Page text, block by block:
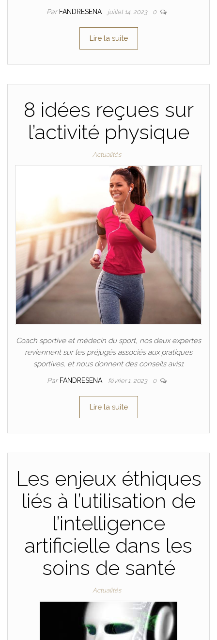
Par FANDRESENA juillet 14, 2023 0
Lire la suite
8 idées reçues sur
l’activité physique
Actualités
Coach sportive et médecin du sport, nos deux expertes
reviennent sur les préjugés associés aux pratiques
sportives, et nous donnent des conseils avis1
Par FANDRESENA février 1, 2023 0
Lire la suite
Les enjeux éthiques
liés à l’utilisation de
l’intelligence
artificielle dans les
soins de santé
Actualités